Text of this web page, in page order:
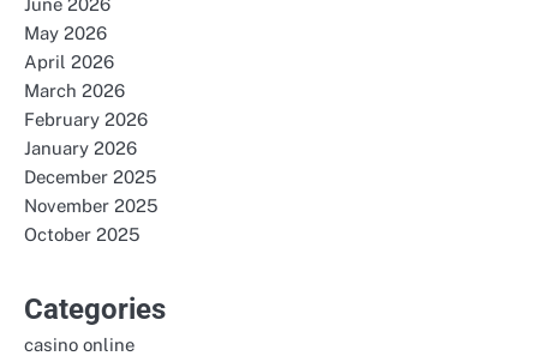
May 2026
April 2026
March 2026
February 2026
January 2026
December 2025
November 2025
October 2025
Categories
casino online